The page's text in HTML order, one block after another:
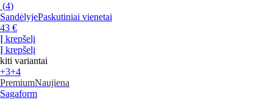
(4)
SandėlyjePaskutiniai vienetai
43 €
Į krepšelį
Į krepšelį
kiti variantai
+3+4
PremiumNaujiena
Sagaform